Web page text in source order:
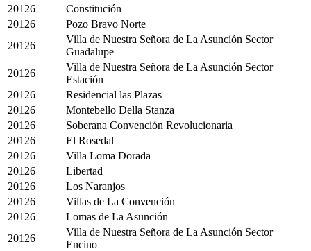
20126
Constitución
20126
Pozo Bravo Norte
20126
Villa de Nuestra Señora de La Asunción Sector
Guadalupe
20126
Villa de Nuestra Señora de La Asunción Sector
Estación
20126
Residencial las Plazas
20126
Montebello Della Stanza
20126
Soberana Convención Revolucionaria
20126
El Rosedal
20126
Villa Loma Dorada
20126
Libertad
20126
Los Naranjos
20126
Villas de La Convención
20126
Lomas de La Asunción
20126
Villa de Nuestra Señora de La Asunción Sector
Encino